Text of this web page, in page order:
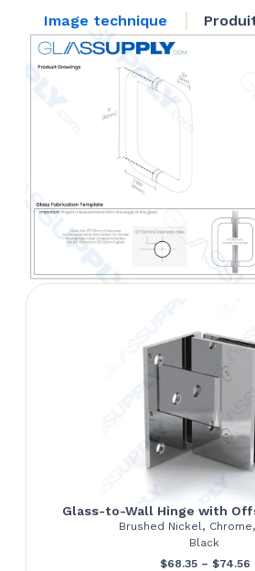
Image technique
Glass-to-Wall Hinge with
Brushed Nickel,
Black
$68.35 – $74.56